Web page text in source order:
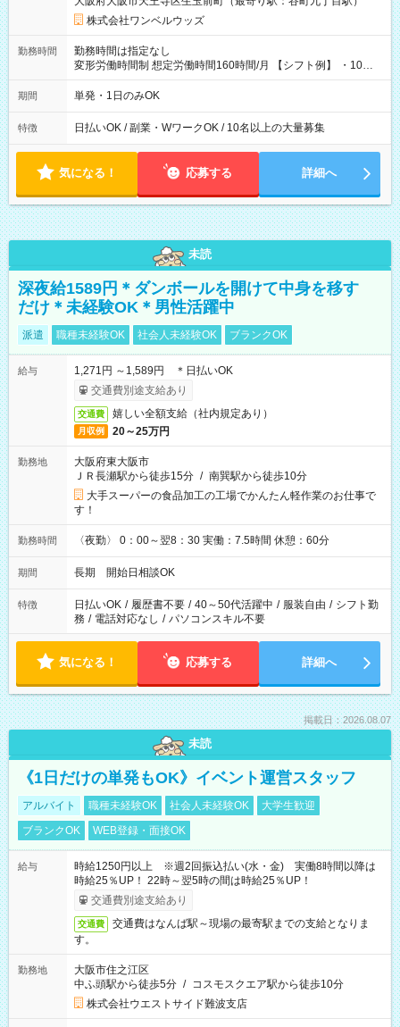
株式会社ワンベルウッズ
勤務時間
勤務時間は指定なし
変形労働時間制 想定労働時間160時間/月 【シフト例】 ・10：
00～20：00
期間 単発・1日のみOK
特徴 日払いOK / 副業・WワークOK / 10名以上の大量募集
気になる！ 応募する 詳細へ
未読
深夜給1589円＊ダンボールを開けて中身を移す
だけ＊未経験OK＊男性活躍中
派遣 職種未経験OK 社会人未経験OK ブランクOK
給与
1,271円 ～1,589円 ＊日払いOK
交通費別途支給あり
交通費 嬉しい全額支給（社内規定あり）
月収例 20～25万円
勤務地
大阪府東大阪市
ＪＲ長瀬駅から徒歩15分 / 南巽駅から徒歩10分
大手スーパーの食品加工の工場でかんたん軽作業のお仕事で
す！
勤務時間 〈夜勤〉 0：00～翌8：30 実働：7.5時間 休憩：60分
期間 長期 開始日相談OK
特徴 日払いOK / 履歴書不要 / 40～50代活躍中 / 服装自由 / シフト勤
務 / 電話対応なし / パソコンスキル不要
気になる！ 応募する 詳細へ
掲載日：2026.08.07
未読
《1日だけの単発もOK》イベント運営スタッフ
アルバイト 職種未経験OK 社会人未経験OK
大学生歓迎
ブランクOK
WEB登録・面接OK
給与
時給1250円以上 ※週2回振込払い(水・金) 実働8時間以降は
時給25％UP！ 22時～翌5時の間は時給25％UP！
交通費別途支給あり
交通費
交通費はなんば駅～現場の最寄駅までの支給となりま
す。
勤務地
大阪市住之江区
中ふ頭駅から徒歩5分 / コスモスクエア駅から徒歩10分
株式会社ウエストサイド難波支店